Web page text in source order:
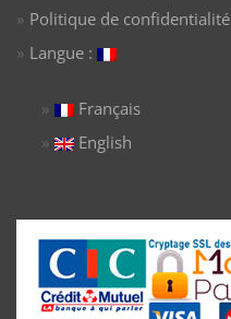
Politique de confidentialité
Langue :
Français
English